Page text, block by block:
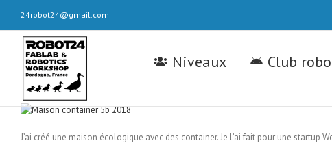
content
24robot24@gmail.com
Niveaux Club
J’ai créé une maison écologique avec des container. Je l’ai fait pour une startup